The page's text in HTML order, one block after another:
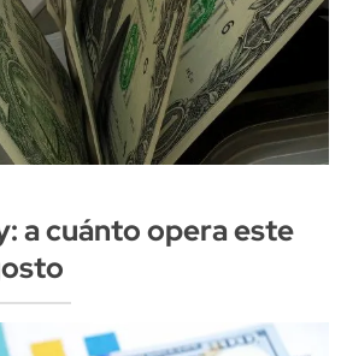
a cuánto opera este